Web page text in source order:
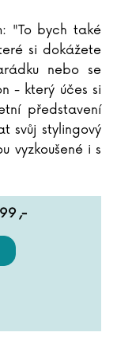
"To bych také
si dokážete
nebo se
- který účes si
představení
svůj stylingový
vyzkoušené i s
99 ,-